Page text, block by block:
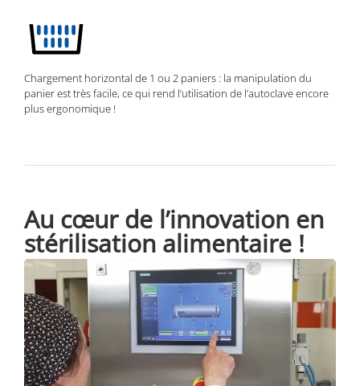
Chargement horizontal de 1 ou 2 paniers : la manipulation du
panier est très facile, ce qui rend l’utilisation de l’autoclave encore
plus ergonomique !
Au cœurde l’innovation en
stérilisation alimentaire !